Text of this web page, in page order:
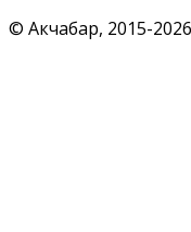
© Акчабар, 2015-2026